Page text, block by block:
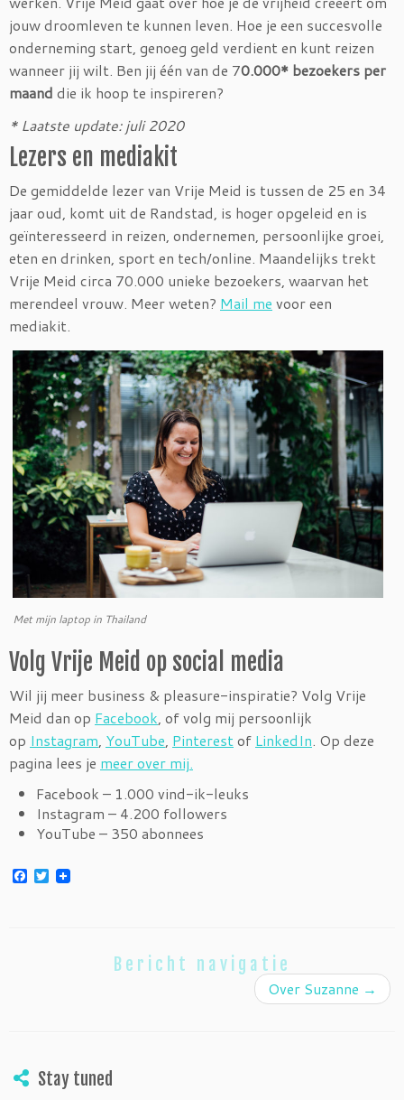
jouw droomleven te kunnen leven. Hoe je een succesvolle
onderneming start, genoeg geld verdient en kunt reizen
wanneer jij wilt. Ben jij één van de 70.000* bezoekers per
maand die ik hoop te inspireren?
* Laatste update: juli 2020
Lezers en mediakit
De gemiddelde lezer van Vrije Meid is tussen de 25 en 34
jaar oud, komt uit de Randstad, is hoger opgeleid en is
geïnteresseerd in reizen, ondernemen, persoonlijke groei,
eten en drinken, sport en tech/online. Maandelijks trekt
Vrije Meid circa 70.000 unieke bezoekers, waarvan het
merendeel vrouw. Meer weten? Mail me voor een
mediakit.
Met mijn laptop in Thailand
Volg Vrije Meid op social media
Wil jij meer business & pleasure-inspiratie? Volg Vrije
Meid dan op Facebook, of volg mij persoonlijk
op Instagram, YouTube, Pinterestof LinkedIn. Op deze
pagina lees je meer over mij.
Facebook – 1.000 vind-ik-leuks
Instagram – 4.200 followers
YouTube – 350 abonnees
Facebook
Twitter
Bericht navigatie
Over Suzanne →
Stay tuned